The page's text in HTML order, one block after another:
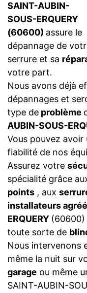
SAINT-AUBIN-
SOUS-ERQUERY
(60600) assure le
dépannage de
serrure et sa
votre part.
Nous avons déjà
dépannages et
type de problème
AUBIN-SOUS-
Vous pouvez
fiabilité de nos
Assurez votre
spécialité grâce
points , aux
installateurs
ERQUERY (60600)
toute sorte de
Nous intervenons
même la nuit sur
garage ou même
SAINT-AUBIN-